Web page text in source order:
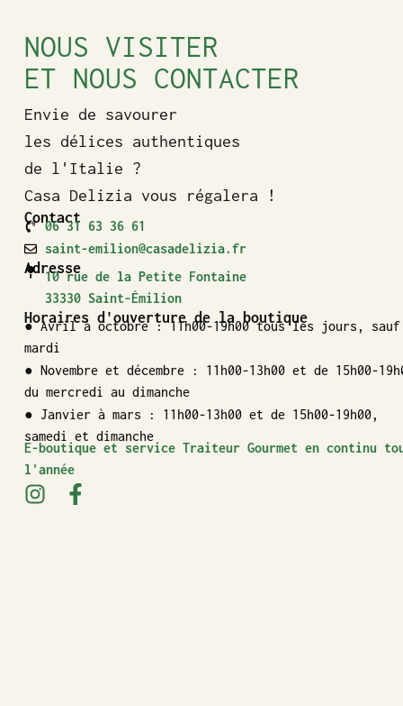
NOUS VISITER
ET NOUS CONTACTER
Envie de savourer
les délices authentiques
de l'Italie ?
Casa Delizia vous régalera !
Contact
06 31 63 36 61
saint-emilion@casadelizia.fr
Adresse
10 rue de la Petite Fontaine
33330 Saint-Émilion
Horaires d'ouverture de la boutique
● Avril à octobre : 11h00-19h00 tous les jours, sauf
mardi
● Novembre et décembre : 11h00-13h00 et de 15h00-
du mercredi au dimanche
● Janvier à mars : 11h00-13h00 et de 15h00-19h00,
samedi et dimanche
E-boutique et service Traiteur Gourmet en continu
l'année